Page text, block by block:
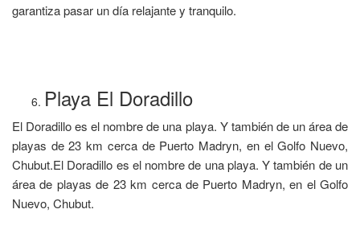
garantiza pasar un día relajante y tranquilo.
Playa El Doradillo
El Doradillo es el nombre de una playa. Y también de un área de
playas de 23 km cerca de Puerto Madryn, en el Golfo Nuevo,
Chubut.El Doradillo es el nombre de una playa. Y también de un
área de playas de 23 km cerca de Puerto Madryn, en el Golfo
Nuevo, Chubut.